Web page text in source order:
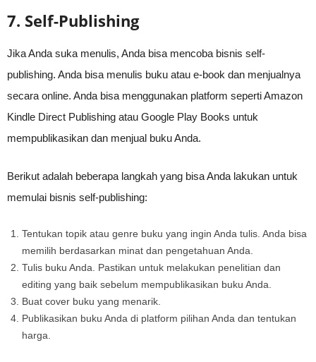
7. Self-Publishing
Jika Anda suka menulis, Anda bisa mencoba bisnis self-
publishing. Anda bisa menulis buku atau e-book dan menjualnya
secara online. Anda bisa menggunakan platform seperti Amazon
Kindle Direct Publishing atau Google Play Books untuk
mempublikasikan dan menjual buku Anda.
Berikut adalah beberapa langkah yang bisa Anda lakukan untuk
memulai bisnis self-publishing:
Tentukan topik atau genre buku yang ingin Anda tulis. Anda bisa
memilih berdasarkan minat dan pengetahuan Anda.
Tulis buku Anda. Pastikan untuk melakukan penelitian dan
editing yang baik sebelum mempublikasikan buku Anda.
Buat cover buku yang menarik.
Publikasikan buku Anda di platform pilihan Anda dan tentukan
harga.